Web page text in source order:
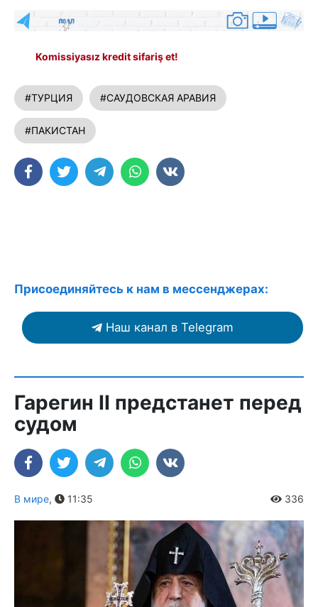
Komissiyasız kredit sifariş et!
#ТУРЦИЯ #САУДОВСКАЯ АРАВИЯ
#ПАКИСТАН
Присоединяйтесь к нам в мессенджерах:
Наш канал в Telegram
Гарегин II предстанет перед
судом
В мире, 11:35 336